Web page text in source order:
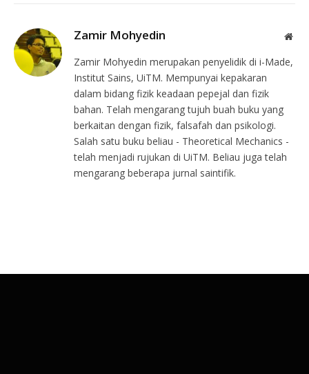
Zamir Mohyedin
Zamir Mohyedin merupakan penyelidik di i-Made,
Institut Sains, UiTM. Mempunyai kepakaran
dalam bidang fizik keadaan pepejal dan fizik
bahan. Telah mengarang tujuh buah buku yang
berkaitan dengan fizik, falsafah dan psikologi.
Salah satu buku beliau - Theoretical Mechanics -
telah menjadi rujukan di UiTM. Beliau juga telah
mengarang beberapa jurnal saintifik.